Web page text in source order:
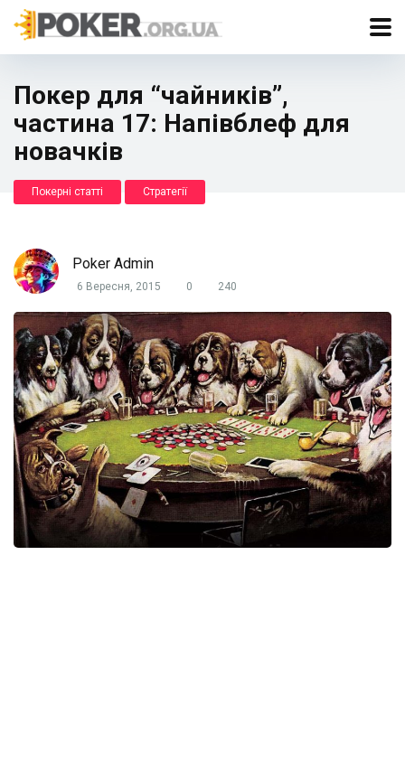
Покер для “чайників”,
частина 17: Напівблеф для
новачків
Покерні статті Стратегії
Poker Admin
6 Вересня, 2015 0 240